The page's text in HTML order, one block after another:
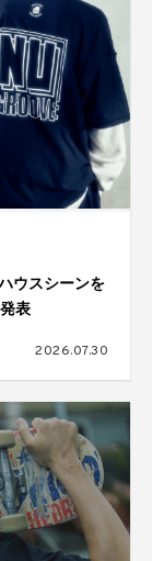
ウスシーンを
表
2026.07.30